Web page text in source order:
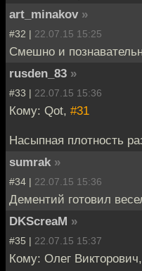
art_minakov »
#32 | 22.07.15 15:25
Смешно и
rusden_83 »
#33 | 22.07.15 15:36
Кому: Qot, #31
Насыпная плотность
sumrаk »
#34 | 22.07.15 15:36
Дементий готовил
DKScreaM »
#35 | 22.07.15 15:37
Кому: Олег Викторович,